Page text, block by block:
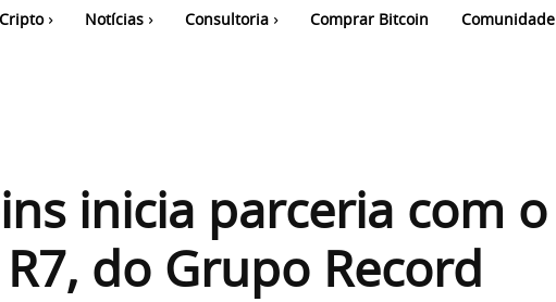
Notícias Consultoria Comprar Bitcoin Comunidade
inicia parceria com o
do Grupo Record